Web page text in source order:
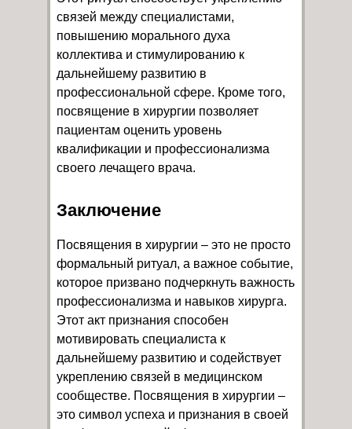
связей между специалистами,
повышению морального духа
коллектива и стимулированию к
дальнейшему развитию в
профессиональной сфере. Кроме того,
посвящение в хирургии позволяет
пациентам оценить уровень
квалификации и профессионализма
своего лечащего врача.
Заключение
Посвящения в хирургии – это не просто
формальный ритуал, а важное событие,
которое призвано подчеркнуть важность
профессионализма и навыков хирурга.
Этот акт признания способен
мотивировать специалиста к
дальнейшему развитию и содействует
укреплению связей в медицинском
сообществе. Посвящения в хирургии –
это символ успеха и признания в своей